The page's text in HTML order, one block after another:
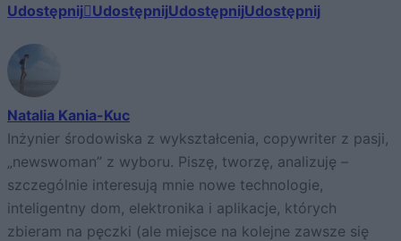
Udostępnij UdostępnijUdostępnijUdostępnij
Natalia Kania-Kuc
Inżynier środowiska z wykształcenia, copywriter z pasji,
„newswoman” z wyboru. Piszę, tworzę, analizuję –
szczególnie interesują mnie nowe technologie,
inteligentny dom, elektronika i aplikacje, których
zbieram na pęczki (ale miejsce na kolejne zawsze się